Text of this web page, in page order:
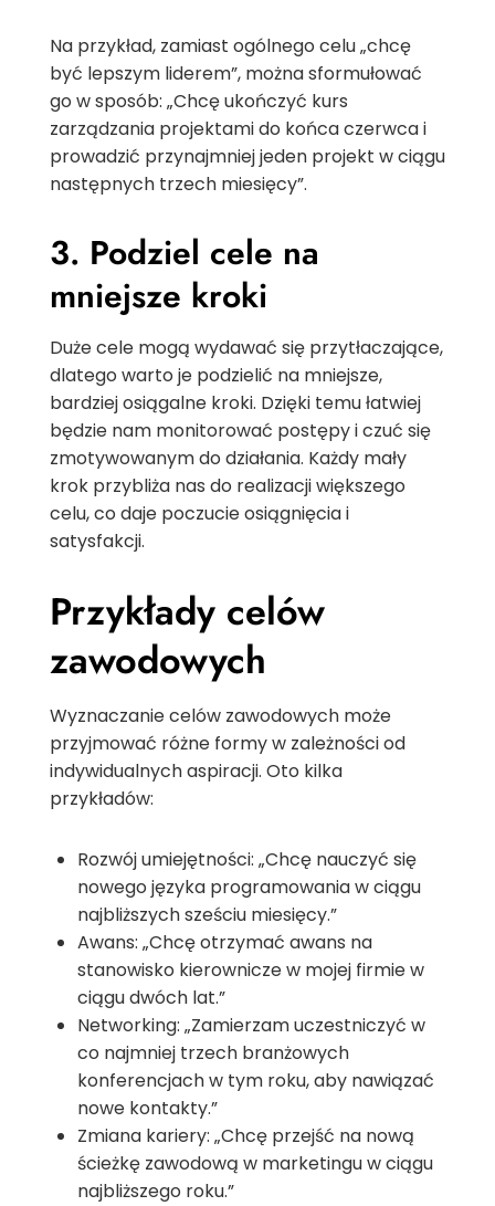
Na przykład, zamiast ogólnego celu „chcę
być lepszym liderem”, można sformułować
go w sposób: „Chcę ukończyć kurs
zarządzania projektami do końca czerwca i
prowadzić przynajmniej jeden projekt w ciągu
następnych trzech miesięcy”.
3. Podziel cele na
mniejsze kroki
Duże cele mogą wydawać się przytłaczające,
dlatego warto je podzielić na mniejsze,
bardziej osiągalne kroki. Dzięki temu łatwiej
będzie nam monitorować postępy i czuć się
zmotywowanym do działania. Każdy mały
krok przybliża nas do realizacji większego
celu, co daje poczucie osiągnięcia i
satysfakcji.
Przykłady celów
zawodowych
Wyznaczanie celów zawodowych może
przyjmować różne formy w zależności od
indywidualnych aspiracji. Oto kilka
przykładów:
Rozwój umiejętności: „Chcę nauczyć się
nowego języka programowania w ciągu
najbliższych sześciu miesięcy.”
Awans: „Chcę otrzymać awans na
stanowisko kierownicze w mojej firmie w
ciągu dwóch lat.”
Networking: „Zamierzam uczestniczyć w
co najmniej trzech branżowych
konferencjach w tym roku, aby nawiązać
nowe kontakty.”
Zmiana kariery: „Chcę przejść na nową
ścieżkę zawodową w marketingu w ciągu
najbliższego roku.”